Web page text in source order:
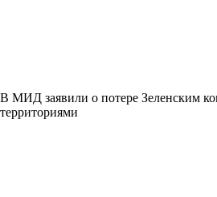
В МИД заявили о потере Зеленским
территориями